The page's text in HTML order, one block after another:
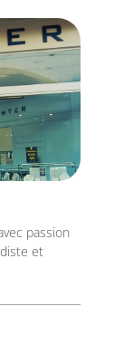
passion
et